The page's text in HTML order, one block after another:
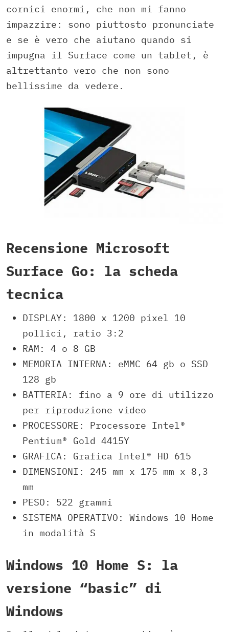
cornici enormi, che non mi fanno
impazzire: sono piuttosto pronunciate
e se è vero che aiutano quando si
impugna il Surface come un tablet, è
altrettanto vero che non sono
bellissime da vedere.
Recensione Microsoft
Surface Go: la scheda
tecnica
DISPLAY: 1800 x 1200 pixel 10
pollici, ratio 3:2
RAM: 4 o 8 GB
MEMORIA INTERNA: eMMC 64 gb o SSD
128 gb
BATTERIA: fino a 9 ore di utilizzo
per riproduzione video
PROCESSORE: Processore Intel®
Pentium® Gold 4415Y
GRAFICA: Grafica Intel® HD 615
DIMENSIONI: 245 mm x 175 mm x 8,3
mm
PESO: 522 grammi
SISTEMA OPERATIVO: Windows 10 Home
in modalità S
Windows 10 Home S: la
versione “basic” di
Windows